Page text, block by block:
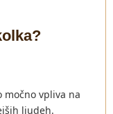
močno vpliva na
ljudeh.